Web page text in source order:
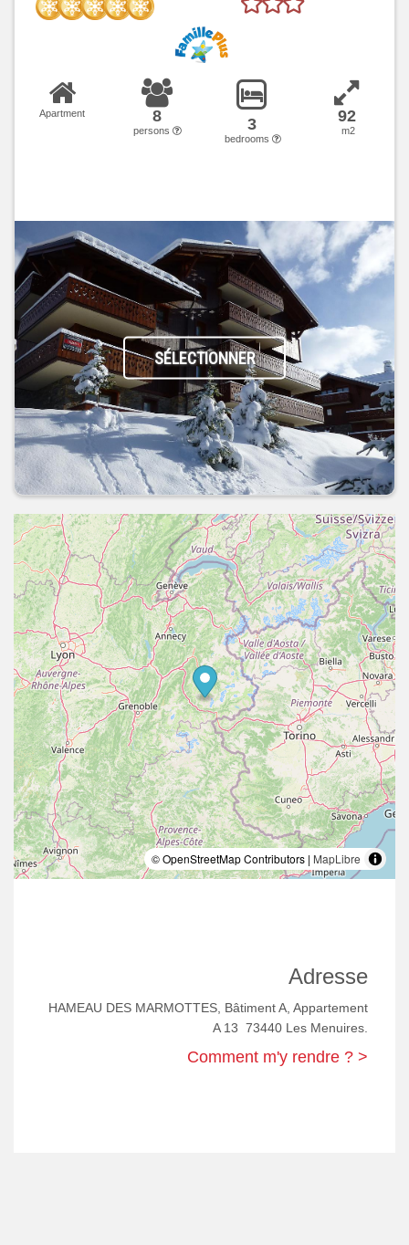
Apartment 8
persons 3
bedrooms
92
m2
SÉLECTIONNER
© OpenStreetMap Contributors | MapLibre
Adresse
HAMEAU DES MARMOTTES, Bâtiment A, Appartement
A 13 73440 Les Menuires.
Comment m'y rendre ? >